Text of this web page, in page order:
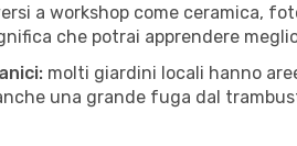
a workshop come ceramica,
che potrai apprendere
molti giardini locali hanno
una grande fuga dal